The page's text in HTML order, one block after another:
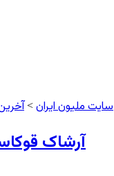
سایت ملیون ایران >
آرشاک